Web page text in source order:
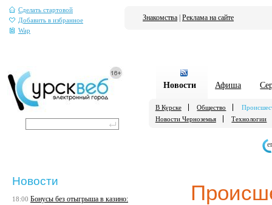
Сделать стартовой
Добавить в избранное
Wap
Знакомства Реклама на сайте
Новости Афиша
В Курске Общество
Новости Черноземья
Технологии
Новости
18:00 Бонусы без отыгрыша в казино: